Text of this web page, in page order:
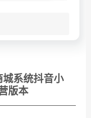
系统抖音小
版本